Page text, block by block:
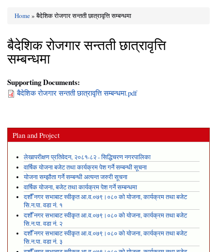
Home» बैदेशिक रोजगार सन्तती छात्रावृत्ति सम्बन्धमा
बैदेशिक रोजगार सन्तती छात्रावृत्ति
सम्बन्धमा
Supporting Documents:
बैदेशिक रोजगार सन्तती छात्रावृत्ति सम्बन्धमा.pdf
Plan and Project
लेखापरीक्षण प्रतिवेदन, २०८१-८२ - सिद्धिचरण नगरपालिका
वार्षिक योजना बजेट तथा कार्यक्रम पेश गर्ने सम्बन्धी सूचना
योजना सम्झौता गर्ने सम्बन्धी अत्यन्त जरुरी सूचना
वार्षिक योजना, बजेट तथा कार्यक्रम पेश गर्ने सम्बन्धमा
दशौँ नगर सभाबाट स्वीकृत आ.व.०७९।०८० को योजना, कार्यक्रम तथा बजेट
सि.न.पा. वडा नं. १
दशौँ नगर सभाबाट स्वीकृत आ.व.०७९।०८० को योजना, कार्यक्रम तथा बजेट
सि.न.पा. वडा नं. २
दशौँ नगर सभाबाट स्वीकृत आ.व.०७९।०८० को योजना, कार्यक्रम तथा बजेट
सि.न.पा. वडा नं. ३